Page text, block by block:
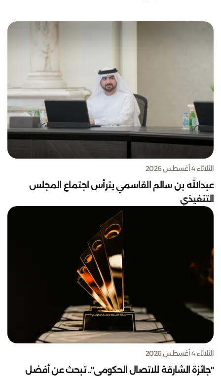
الثلاثاء 4 أغسطس 2026
عبدالله بن سالم القاسمي يترأس اجتماع المجلس
التنفيذي
الثلاثاء 4 أغسطس 2026
"جائزة الشارقة للاتصال الحكومي".. تبحث عن أفضل